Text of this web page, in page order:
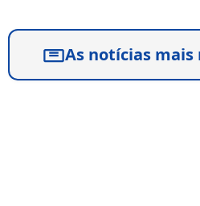
As notícias mais